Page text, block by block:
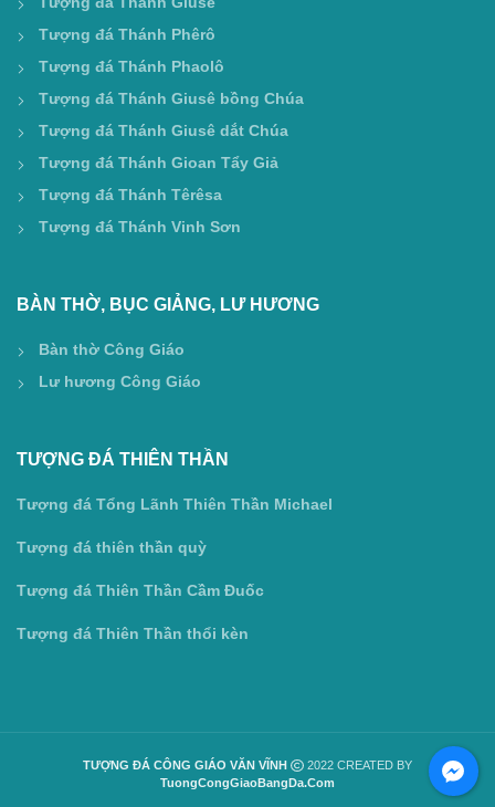
Tượng đá Thánh Phêrô
Tượng đá Thánh Phaolô
Tượng đá Thánh Giusê bồng Chúa
Tượng đá Thánh Giusê dắt Chúa
Tượng đá Thánh Gioan Tẩy Giả
Tượng đá Thánh Têrêsa
Tượng đá Thánh Vinh Sơn
BÀN THỜ, BỤC GIẢNG, LƯ HƯƠNG
Bàn thờ Công Giáo
Lư hương Công Giáo
TƯỢNG ĐÁ THIÊN THẦN
Tượng đá Tổng Lãnh Thiên Thần Michael
Tượng đá thiên thần quỳ
Tượng đá Thiên Thần Cầm Đuốc
Tượng đá Thiên Thần thổi kèn
TƯỢNG ĐÁ CÔNG GIÁO VĂN VĨNH
2022 CREATED BY
TuongCongGiaoBangDa.Com